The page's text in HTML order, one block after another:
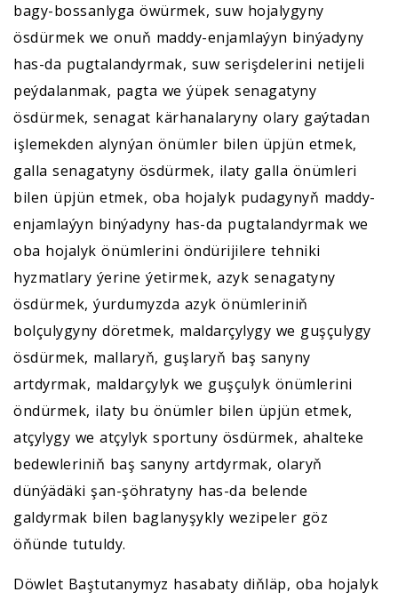
bagy-bossanlyga öwürmek, suw hojalygyny
ösdürmek we onuň maddy-enjamlaýyn binýadyny
has-da pugtalandyrmak, suw serişdelerini netijeli
peýdalanmak, pagta we ýüpek senagatyny
ösdürmek, senagat kärhanalaryny olary gaýtadan
işlemekden alynýan önümler bilen üpjün etmek,
galla senagatyny ösdürmek, ilaty galla önümleri
bilen üpjün etmek, oba hojalyk pudagynyň maddy-
enjamlaýyn binýadyny has-da pugtalandyrmak we
oba hojalyk önümlerini öndürijilere tehniki
hyzmatlary ýerine ýetirmek, azyk senagatyny
ösdürmek, ýurdumyzda azyk önümleriniň
bolçulygyny döretmek, maldarçylygy we guşçulygy
ösdürmek, mallaryň, guşlaryň baş sanyny
artdyrmak, maldarçylyk we guşçulyk önümlerini
öndürmek, ilaty bu önümler bilen üpjün etmek,
atçylygy we atçylyk sportuny ösdürmek, ahalteke
bedewleriniň baş sanyny artdyrmak, olaryň
dünýädäki şan-şöhratyny has-da belende
galdyrmak bilen baglanyşykly wezipeler göz
öňünde tutuldy.
Döwlet Baştutanymyz hasabaty diňläp, oba hojalyk